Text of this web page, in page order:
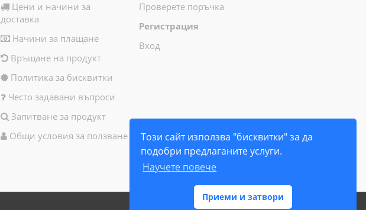
Този сайт използва "бисквитки" за да
подобри предлаганите услуги.
Научете повече
Приеми и затвори
Цени и начини за
доставка
Начини за плащане
Връщане на продукт
Политика за бисквитки
Често задавани въпроси
Запитване за продукт
Общи условия за ползване
Проверете поръчка
Регистрация
Вход